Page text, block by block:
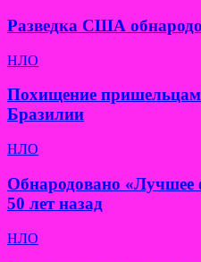
Разведка США
НЛО
Похищение
Бразилии
НЛО
Обнародовано
50 лет назад
НЛО